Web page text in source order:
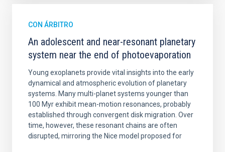
CON ÁRBITRO
An adolescent and near-resonant planetary
system near the end of photoevaporation
Young exoplanets provide vital insights into the early
dynamical and atmospheric evolution of planetary
systems. Many multi-planet systems younger than
100 Myr exhibit mean-motion resonances, probably
established through convergent disk migration. Over
time, however, these resonant chains are often
disrupted, mirroring the Nice model proposed for